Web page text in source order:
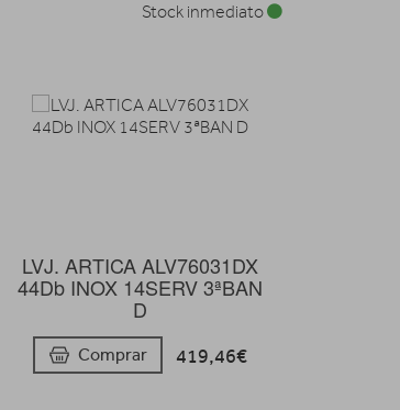
LVJ. ARTICA ALV76031DX
44Db INOX 14SERV 3ªBAN
D
Comprar 419,46€
Stock inmediato